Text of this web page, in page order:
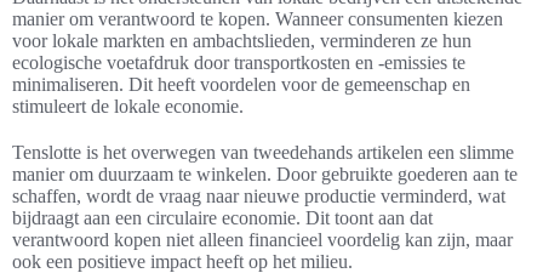
manier om verantwoord te kopen. Wanneer consumenten kiezen
voor lokale markten en ambachtslieden, verminderen ze hun
ecologische voetafdruk door transportkosten en -emissies te
minimaliseren. Dit heeft voordelen voor de gemeenschap en
stimuleert de lokale economie.
Tenslotte is het overwegen van tweedehands artikelen een slimme
manier om duurzaam te winkelen. Door gebruikte goederen aan te
schaffen, wordt de vraag naar nieuwe productie verminderd, wat
bijdraagt aan een circulaire economie. Dit toont aan dat
verantwoord kopen niet alleen financieel voordelig kan zijn, maar
ook een positieve impact heeft op het milieu.